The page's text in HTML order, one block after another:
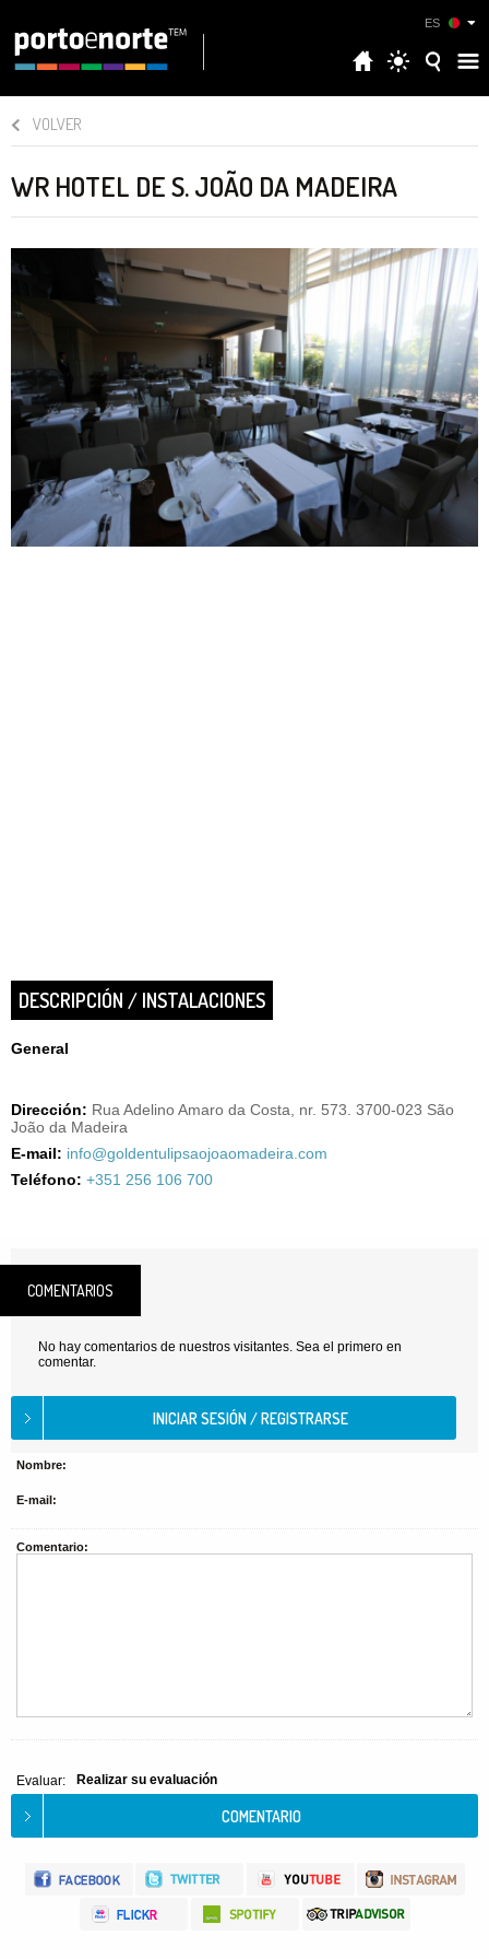
ES
VOLVER
WR HOTEL DE S. JOÃO DA MADEIRA
DESCRIPCIÓN / INSTALACIONES
General
Dirección: Rua Adelino Amaro da Costa, nr. 573. 3700-023 São
João da Madeira
E-mail: info@goldentulipsaojoaomadeira.com
Teléfono: +351 256 106 700
COMENTARIOS
No hay comentarios de nuestros visitantes. Sea el primero en
comentar.
Nombre:
E-mail:
Comentario:
Evaluar: Realizar su evaluación